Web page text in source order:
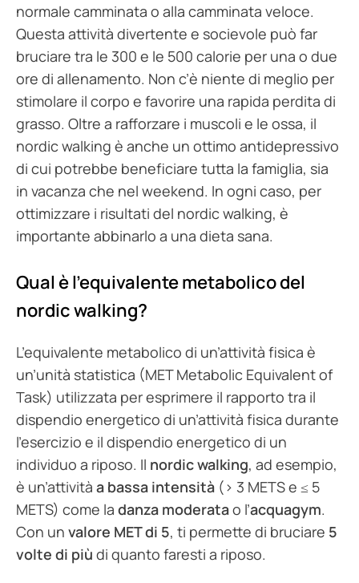
normale camminata o alla camminata veloce.
Questa attività divertente e socievole può far
bruciare tra le 300 e le 500 calorie per una o due
ore di allenamento. Non c’è niente di meglio per
stimolare il corpo e favorire una rapida perdita di
grasso. Oltre a rafforzare i muscoli e le ossa, il
nordic walking è anche un ottimo antidepressivo
di cui potrebbe beneficiare tutta la famiglia, sia
in vacanza che nel weekend. In ogni caso, per
ottimizzare i risultati del nordic walking, è
importante abbinarlo a una dieta sana.
Qual è l’equivalente metabolico del
nordic walking?
L’equivalente metabolico di un’attività fisica è
un’unità statistica (MET Metabolic Equivalent of
Task) utilizzata per esprimere il rapporto tra il
dispendio energetico di un’attività fisica durante
l’esercizio e il dispendio energetico di un
individuo a riposo. Il nordic walking, ad esempio,
è un’attività a bassa intensità (> 3 METS e ≤ 5
METS) come la danza moderatao l’acquagym.
Con un valore MET di 5, ti permette di bruciare 5
volte di più di quanto faresti a riposo.